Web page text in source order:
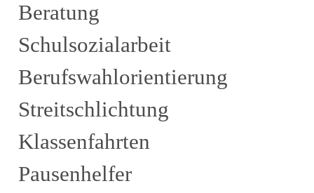
Beratung
Schulsozialarbeit
Berufswahlorientierung
Streitschlichtung
Klassenfahrten
Pausenhelfer